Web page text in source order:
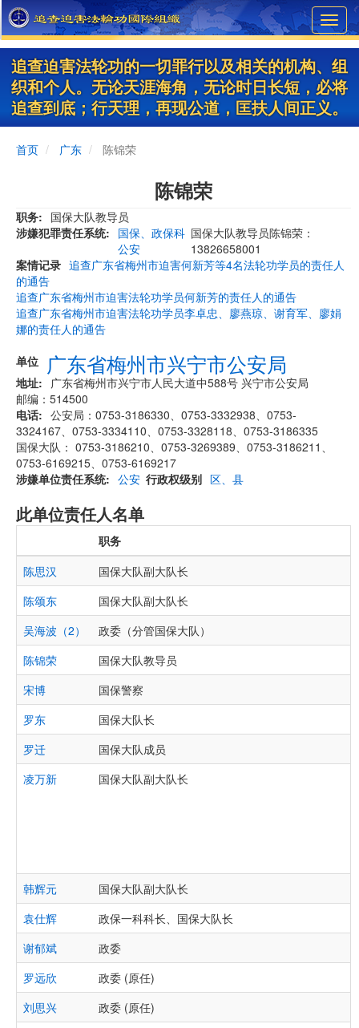
Skip
to
main
content
追查迫害法轮功的一切罪行以及相关的机构、组
织和个人。无论天涯海角，无论时日长短，必将
追查到底；行天理，再现公道，匡扶人间正义。
首页 广东 陈锦荣
陈锦荣
职务
国保大队教导员
涉嫌犯罪责任系统
国保、政保科
公安
国保大队教导员陈锦荣：
13826658001
案情记录 追查广东省梅州市迫害何新芳等4名法轮功学员的责任人
的通告
追查广东省梅州市迫害法轮功学员何新芳的责任人的通告
追查广东省梅州市迫害法轮功学员李卓忠、廖燕琼、谢育军、廖娟
娜的责任人的通告
单位
广东省梅州市兴宁市公安局
地址
广东省梅州市兴宁市人民大道中588号 兴宁市公安局
邮编：514500
电话
公安局：0753-3186330、0753-3332938、0753-
3324167、0753-3334110、0753-3328118、0753-3186335
国保大队： 0753-3186210、0753-3269389、0753-3186211、
0753-6169215、0753-6169217
涉嫌单位责任系统
公安 行政权级别 区、县
此单位责任人名单
职务
陈思汉
国保大队副大队长
陈颂东
国保大队副大队长
吴海波（2）
政委（分管国保大队）
陈锦荣
国保大队教导员
宋博
国保警察
罗东
国保大队长
罗迁
国保大队成员
凌万新
国保大队副大队长
韩辉元
国保大队副大队长
袁仕辉
政保一科科长、国保大队长
谢郁斌
政委
罗远欣
政委 (原任)
刘思兴
政委 (原任)